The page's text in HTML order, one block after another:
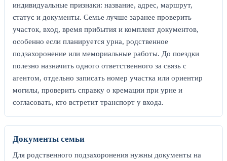
индивидуальные признаки: название, адрес, маршрут,
статус и документы. Семье лучше заранее проверить
участок, вход, время прибытия и комплект документов,
особенно если планируется урна, родственное
подзахоронение или мемориальные работы. До поездки
полезно назначить одного ответственного за связь с
агентом, отдельно записать номер участка или ориентир
могилы, проверить справку о кремации при урне и
согласовать, кто встретит транспорт у входа.
Документы семьи
Для родственного подзахоронения нужны документы на